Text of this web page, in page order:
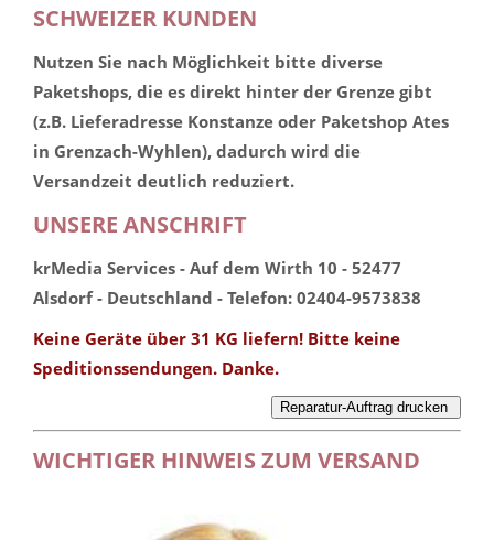
SCHWEIZER KUNDEN
Nutzen Sie nach Möglichkeit bitte diverse
Paketshops, die es direkt hinter der Grenze gibt
(z.B. Lieferadresse Konstanze oder Paketshop Ates
in Grenzach-Wyhlen), dadurch wird die
Versandzeit deutlich reduziert.
UNSERE ANSCHRIFT
krMedia Services - Auf dem Wirth 10 - 52477
Alsdorf - Deutschland - Telefon: 02404-9573838
Keine Geräte über 31 KG liefern! Bitte keine
Speditionssendungen. Danke.
WICHTIGER HINWEIS ZUM VERSAND